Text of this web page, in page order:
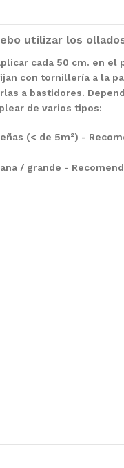
utilizar los
cada 50 cm. en
con tornillería a la
a bastidores.
de varios tipos:
(< de 5m²) -
/ grande -